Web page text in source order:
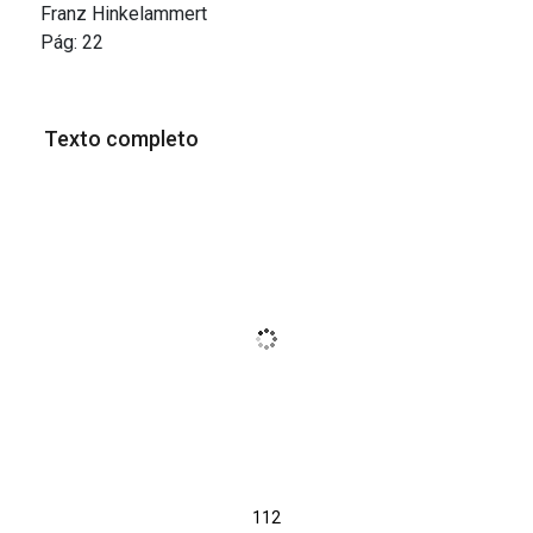
Franz Hinkelammert
Pág: 22
Texto completo
112